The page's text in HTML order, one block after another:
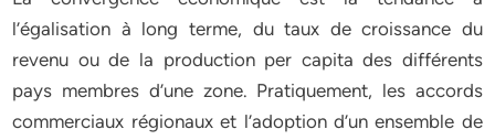
l’égalisation à long terme, du taux de croissance du
revenu ou de la production per capita des différents
pays membres d’une zone. Pratiquement, les accords
commerciaux régionaux et l’adoption d’un ensemble de